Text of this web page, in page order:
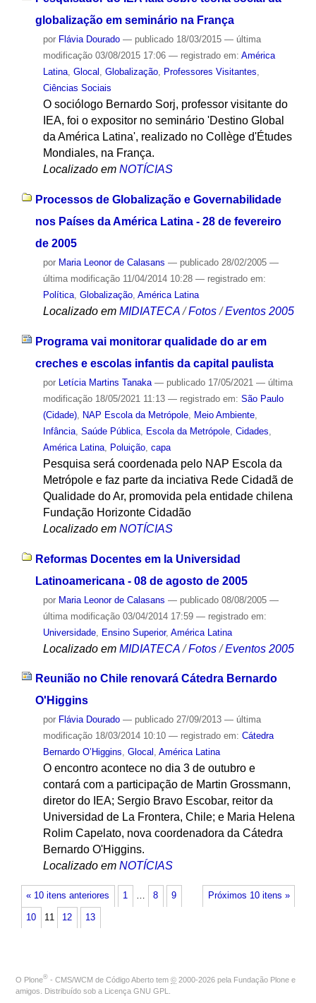
globalização em seminário na França
por Flávia Dourado — publicado18/03/2015 — última
modificação03/08/2015 17:06 — registrado em: América
Latina, Glocal , Globalização, Professores Visitantes,
Ciências Sociais
O sociólogo Bernardo Sorj, professor visitante do
IEA, foi o expositor no seminário 'Destino Global
da América Latina', realizado no Collège d'Études
Mondiales, na França.
Localizado em NOTÍCIAS
Processos de Globalização e Governabilidade
nos Países da América Latina - 28 de fevereiro
de 2005
por Maria Leonor de Calasans — publicado28/02/2005 —
última modificação11/04/2014 10:28 — registrado em:
Política, Globalização, América Latina
Localizado em MIDIATECA /Fotos /Eventos 2005
Programa vai monitorar qualidade do ar em
creches e escolas infantis da capital paulista
por Letícia Martins Tanaka — publicado17/05/2021 — última
modificação18/05/2021 11:13 — registrado em: São Paulo
(Cidade), NAP Escola da Metrópole, Meio Ambiente,
Infância, Saúde Pública, Escola da Metrópole, Cidades
América Latina, Poluição, capa
Pesquisa será coordenada pelo NAP Escola da
Metrópole e faz parte da inciativa Rede Cidadã de
Qualidade do Ar, promovida pela entidade chilena
Fundação Horizonte Cidadão
Localizado em NOTÍCIAS
Reformas Docentes em la Universidad
Latinoamericana - 08 de agosto de 2005
por Maria Leonor de Calasans — publicado08/08/2005 —
última modificação03/04/2014 17:59 — registrado em:
Universidade, Ensino Superior, América Latina
Localizado em MIDIATECA /Fotos /Eventos 2005
Reunião no Chile renovará Cátedra Bernardo
O'Higgins
por Flávia Dourado — publicado27/09/2013 — última
modificação18/03/2014 10:10 — registrado em: Cátedra
Bernardo O’Higgins, Glocal , América Latina
O encontro acontece no dia 3 de outubro e
contará com a participação de Martin Grossmann,
diretor do IEA; Sergio Bravo Escobar, reitor da
Universidad de La Frontera, Chile; e Maria Helena
Rolim Capelato, nova coordenadora da Cátedra
Bernardo O'Higgins.
Localizado em NOTÍCIAS
« 10 itens anteriores Próximos 10 itens »
1 … 8 9
10 11 12 13
O Plone® - CMS/WCM de Código Aberto tem © 2000-2026 pela Fundação Plone e
amigos. Distribuído sob a Licença GNU GPL